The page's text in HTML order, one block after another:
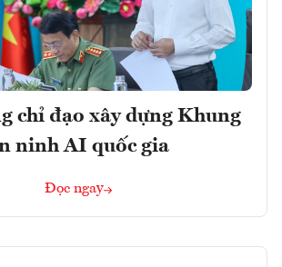
chỉ đạo xây dựng Khung
ninh AI quốc gia
Đọc ngay